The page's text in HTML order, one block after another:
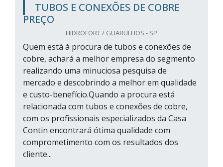
TUBOS E CONEXÕES DE COBRE
PREÇO
HIDROFORT / GUARULHOS - SP
Quem está à procura de tubos e conexões de
cobre, achará a melhor empresa do segmento
realizando uma minuciosa pesquisa de
mercado e descobrindo a melhor em qualidade
e custo-benefício.Quando a procura está
relacionada com tubos e conexões de cobre,
com os profissionais especializados da Casa
Contin encontrará ótima qualidade com
comprometimento com os resultados dos
cliente...